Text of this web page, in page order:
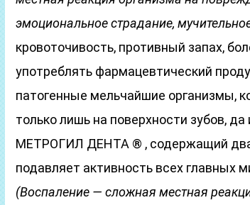
эмоциональное страдание,
кровоточивость, противный запах,
употреблять фармацевтический
патогенные мельчайшие организмы,
только лишь на поверхности зубов,
МЕТРОГИЛ ДЕНТА ® , содержащий два
подавляет активность всех главных
(Воспаление — сложная местная